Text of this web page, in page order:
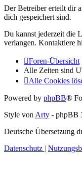
Der Betreiber erteilt dir
dich gespeichert sind.
Du kannst jederzeit die
verlangen. Kontaktiere
Foren-Übersicht
Alle Zeiten sind
Alle Cookies
Powered by phpBB®
Style von Arty - phpBB
Deutsche Übersetzung
Datenschutz |